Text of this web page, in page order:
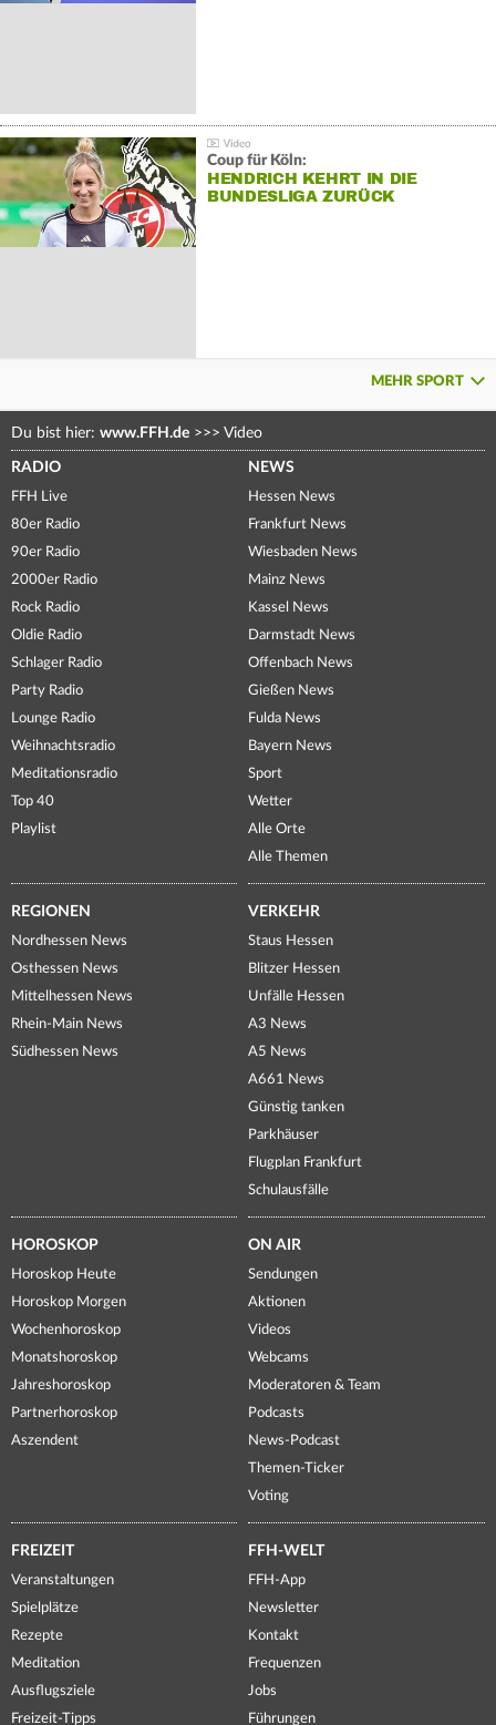
Coup für Köln:
HENDRICH KEHRT IN DIE
BUNDESLIGA ZURÜCK
MEHR SPORT
Du bist hier: www.FFH.de >>> Video
RADIO
FFH Live
80er Radio
90er Radio
2000er Radio
Rock Radio
Oldie Radio
Schlager Radio
Party Radio
Lounge Radio
Weihnachtsradio
Meditationsradio
Top 40
Playlist
NEWS
Hessen News
Frankfurt News
Wiesbaden News
Mainz News
Kassel News
Darmstadt News
Offenbach News
Gießen News
Fulda News
Bayern News
Sport
Wetter
Alle Orte
Alle Themen
REGIONEN
Nordhessen News
Osthessen News
Mittelhessen News
Rhein-Main News
Südhessen News
VERKEHR
Staus Hessen
Blitzer Hessen
Unfälle Hessen
A3 News
A5 News
A661 News
Günstig tanken
Parkhäuser
Flugplan Frankfurt
Schulausfälle
HOROSKOP
Horoskop Heute
Horoskop Morgen
Wochenhoroskop
Monatshoroskop
Jahreshoroskop
Partnerhoroskop
Aszendent
ON AIR
Sendungen
Aktionen
Videos
Webcams
Moderatoren & Team
Podcasts
News-Podcast
Themen-Ticker
Voting
FREIZEIT
Veranstaltungen
Spielplätze
Rezepte
Meditation
Ausflugsziele
Freizeit-Tipps
FFH-WELT
FFH-App
Newsletter
Kontakt
Frequenzen
Jobs
Führungen